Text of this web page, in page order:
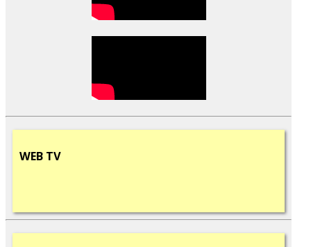
WEB TV